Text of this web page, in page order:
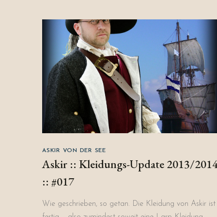
ASKIR VON DER SEE
Askir :: Kleidungs-Update 2013/
:: #017
Wie geschrieben, so getan. Die Kleidung von Askir ist